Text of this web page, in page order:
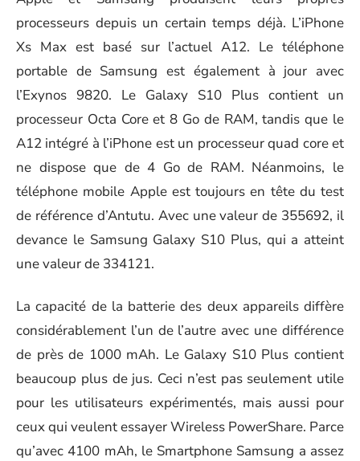
processeurs depuis un certain temps déjà. L’iPhone
Xs Max est basé sur l’actuel A12. Le téléphone
portable de Samsung est également à jour avec
l’Exynos 9820. Le Galaxy S10 Plus contient un
processeur Octa Core et 8 Go de RAM, tandis que le
A12 intégré à l’iPhone est un processeur quad core et
ne dispose que de 4 Go de RAM. Néanmoins, le
téléphone mobile Apple est toujours en tête du test
de référence d’Antutu. Avec une valeur de 355692, il
devance le Samsung Galaxy S10 Plus, qui a atteint
une valeur de 334121.
La capacité de la batterie des deux appareils diffère
considérablement l’un de l’autre avec une différence
de près de 1000 mAh. Le Galaxy S10Plus contient
beaucoup plus de jus. Ceci n’est pas seulement utile
pour les utilisateurs expérimentés, mais aussi pour
ceux qui veulent essayer Wireless PowerShare. Parce
qu’avec 4100 mAh, le Smartphone Samsung a assez